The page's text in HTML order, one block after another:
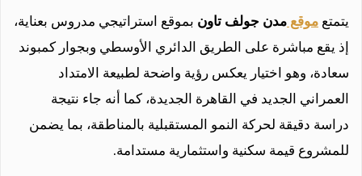
يتمتعموقعمدن جولف تاونبموقع استراتيجي مدروس بعناية،
إذ يقع مباشرة على الطريق الدائري الأوسطي وبجوار كمبوند
سعادة، وهو اختيار يعكس رؤية واضحة لطبيعة الامتداد
العمراني الجديد في القاهرة الجديدة، كما أنه جاء نتيجة
دراسة دقيقة لحركة النمو المستقبلية بالمناطقة، بما يضمن
للمشروع قيمة سكنية واستثمارية مستدامة.